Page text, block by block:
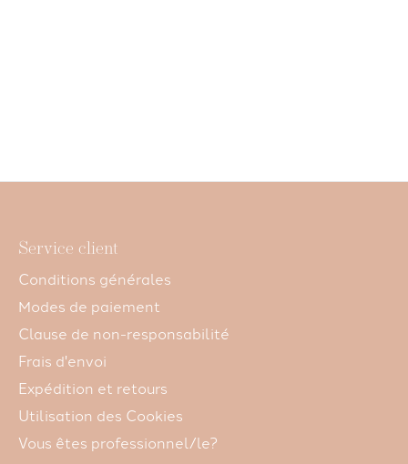
Service client
Conditions générales
Modes de paiement
Clause de non-responsabilité
Frais d'envoi
Expédition et retours
Utilisation des Cookies
Vous êtes professionnel/le?